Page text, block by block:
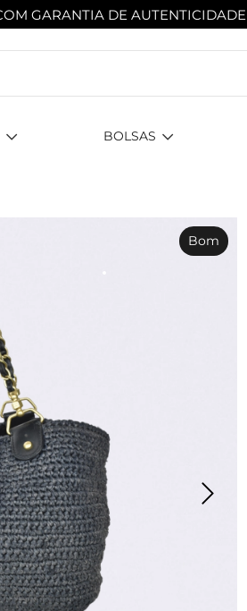
GARANTIA DE AUTENTICIDADE
BOLSAS
Bom